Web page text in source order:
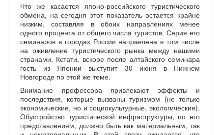
Что же касается японо-российского туристического
обмена, на сегодня этот показатель остается крайне
низким, составляя в обоих направлениях менее
одного процента от общего числа туристов. Серия его
семинаров в городах России направлена в том числе
на оживление туристического рынка между нашими
странами. Кстати, вскоре после алтайского семинара
гость из Японии выступит 30 июня в Нижнем
Новгороде по этой же теме.
Внимание профессора привлекают эффекты и
последствия, которые вызваны туризмом (не только
экономические, но и социокультурные, экологические).
Обустройство туристической инфраструктуры, по его
представлениям, должно быть как материальным, так